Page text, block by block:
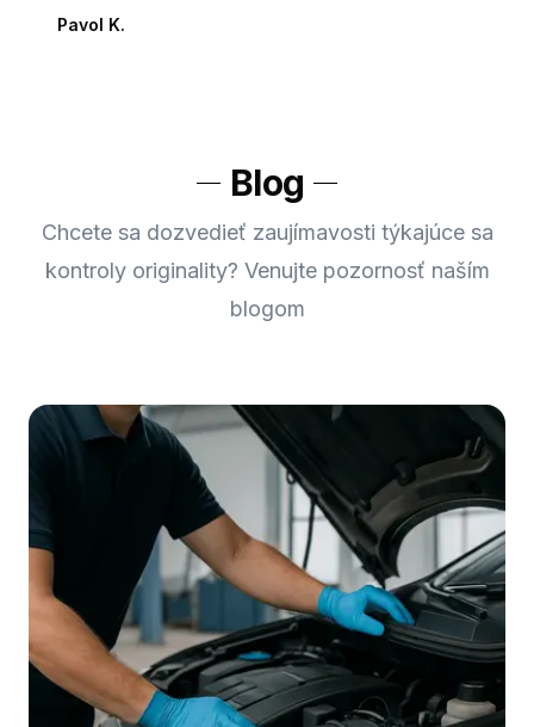
Pavol K.
Blog
Chcete sa dozvedieť zaujímavosti týkajúce sa
kontroly originality? Venujte pozornosť naším
blogom